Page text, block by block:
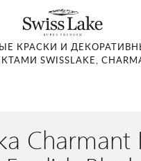
КРАСКИ И
SWISSLAKE,